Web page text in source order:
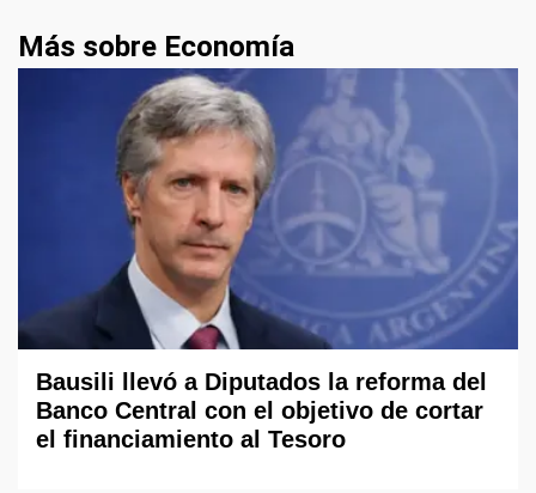
Más sobre Economía
Bausili llevó a Diputados la reforma del
Banco Central con el objetivo de cortar
el financiamiento al Tesoro